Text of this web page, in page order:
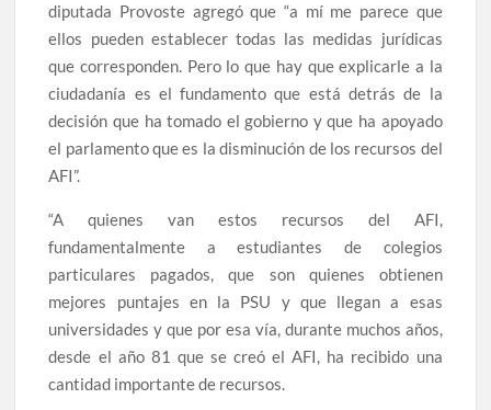
diputada Provoste agregó que “a mí me parece que
ellos pueden establecer todas las medidas jurídicas
que corresponden. Pero lo que hay que explicarle a la
ciudadanía es el fundamento que está detrás de la
decisión que ha tomado el gobierno y que ha apoyado
el parlamento que es la disminución de los recursos del
AFI”.
“A quienes van estos recursos del AFI,
fundamentalmente a estudiantes de colegios
particulares pagados, que son quienes obtienen
mejores puntajes en la PSU y que llegan a esas
universidades y que por esa vía, durante muchos años,
desde el año 81 que se creó el AFI, ha recibido una
cantidad importante de recursos.